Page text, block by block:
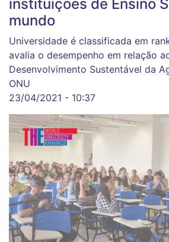
instituições de Ensino
mundo
Universidade é classificada em
avalia o desempenho em relação
Desenvolvimento Sustentável da
ONU
23/04/2021 - 10:37